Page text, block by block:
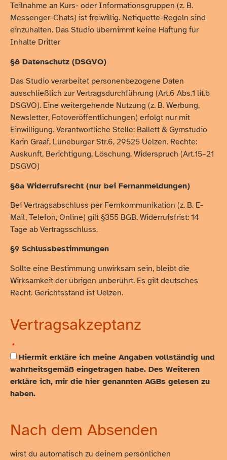
Teilnahme an Kurs- oder Informationsgruppen (z. B.
Messenger-Chats) ist freiwillig. Netiquette-Regeln sind
einzuhalten. Das Studio übernimmt keine Haftung für
Inhalte Dritter
§8 Datenschutz (DSGVO)
Das Studio verarbeitet personenbezogene Daten
ausschließlich zur Vertragsdurchführung (Art.6 Abs.1 lit.b
DSGVO). Eine weitergehende Nutzung (z. B. Werbung,
Newsletter, Fotoveröffentlichungen) erfolgt nur mit
Einwilligung. Verantwortliche Stelle: Ballett & Gymstudio
Karin Graaf, Lüneburger Str.6, 29525 Uelzen. Rechte:
Auskunft, Berichtigung, Löschung, Widerspruch (Art.15–21
DSGVO)
§8a Widerrufsrecht (nur bei Fernanmeldungen)
Bei Vertragsabschluss per Fernkommunikation (z. B. E-
Mail, Telefon, Online) gilt §355 BGB. Widerrufsfrist: 14
Tage ab Vertragsschluss.
§9 Schlussbestimmungen
Sollte eine Bestimmung unwirksam sein, bleibt die
Wirksamkeit der übrigen unberührt. Es gilt deutsches
Recht. Gerichtsstand ist Uelzen.
Vertragsakzeptanz
Hiermit erkläre ich meine Angaben vollständig und
wahrheitsgemäß eingetragen habe. Des Weiteren
erkläre ich, mir die hier genannten AGBs gelesen zu
haben.
Nach dem Absenden
wirst du automatisch zu deinem persönlichen